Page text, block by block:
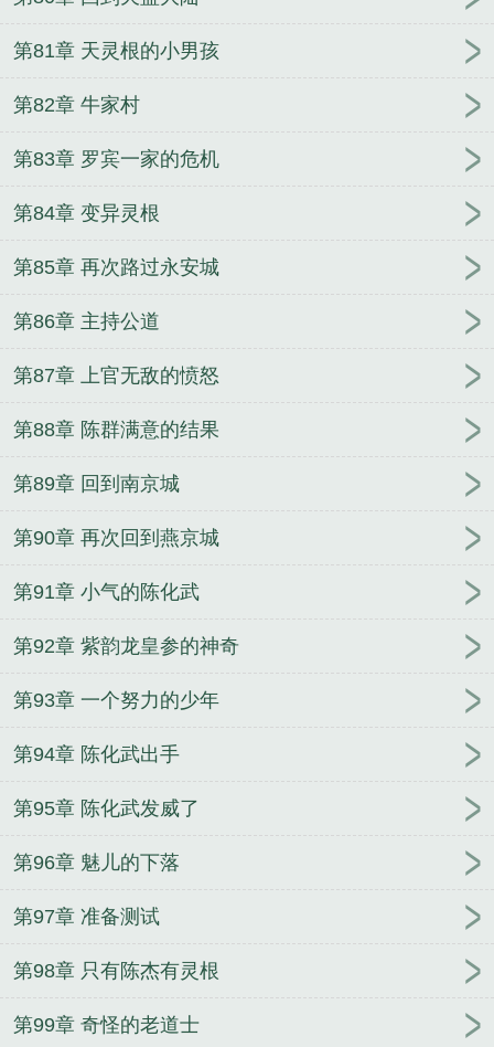
第81章 天灵根的小男孩
第82章 牛家村
第83章 罗宾一家的危机
第84章 变异灵根
第85章 再次路过永安城
第86章 主持公道
第87章 上官无敌的愤怒
第88章 陈群满意的结果
第89章 回到南京城
第90章 再次回到燕京城
第91章 小气的陈化武
第92章 紫韵龙皇参的神奇
第93章 一个努力的少年
第94章 陈化武出手
第95章 陈化武发威了
第96章 魅儿的下落
第97章 准备测试
第98章 只有陈杰有灵根
第99章 奇怪的老道士